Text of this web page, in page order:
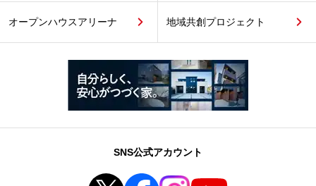
オープンハウスアリーナ 地域共創プロジェクト
SNS公式アカウント